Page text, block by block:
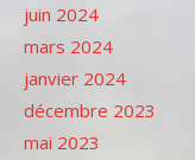
juin 2024
mars 2024
janvier 2024
décembre 2023
mai 2023